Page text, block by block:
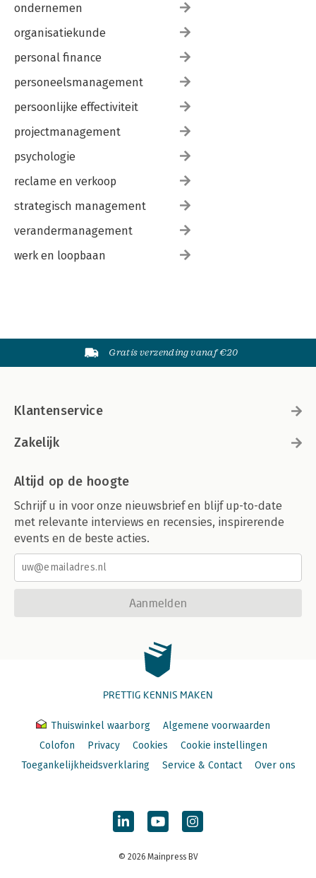
ondernemen
organisatiekunde
personal finance
personeelsmanagement
persoonlijke effectiviteit
projectmanagement
psychologie
reclame en verkoop
strategisch management
verandermanagement
werk en loopbaan
Gratis verzending vanaf €20
Klantenservice
Zakelijk
Altijd op de hoogte
Schrijf u in voor onze nieuwsbrief en blijf up-to-date
met relevante interviews en recensies, inspirerende
events en de beste acties.
Aanmelden
PRETTIG KENNIS MAKEN
Thuiswinkel waarborg
Algemene voorwaarden
Colofon
Privacy Cookies
Cookie instellingen
Toegankelijkheidsverklaring
Service & Contact Over ons
© 2026 Mainpress BV